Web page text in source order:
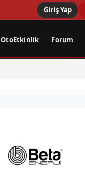
Giriş Yap
OtoEtkinlik Forum